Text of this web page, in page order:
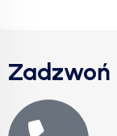
Zadzwoń